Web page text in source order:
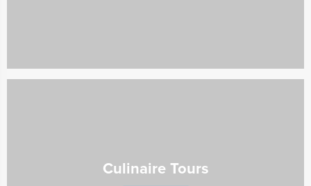
Culinaire Tours